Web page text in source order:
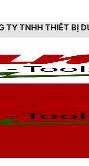
BỊ DỤNG CỤ KỸ